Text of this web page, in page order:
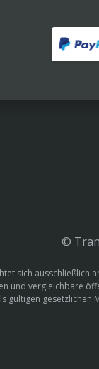
©
sich ausschließlich
und vergleichbare
gültigen